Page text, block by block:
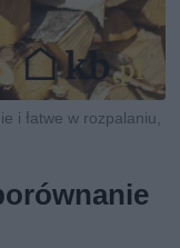
i łatwe w rozpalaniu,